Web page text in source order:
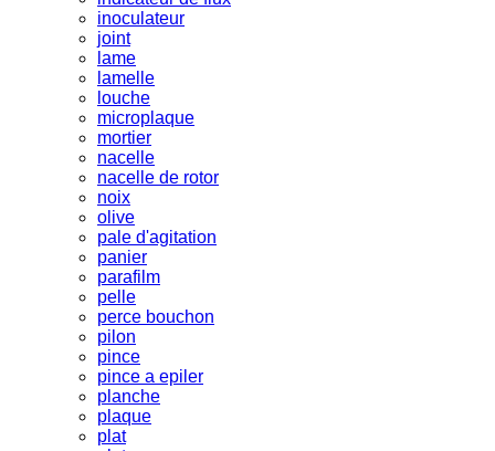
inoculateur
joint
lame
lamelle
louche
microplaque
mortier
nacelle
nacelle de rotor
noix
olive
pale d'agitation
panier
parafilm
pelle
perce bouchon
pilon
pince
pince a epiler
planche
plaque
plat